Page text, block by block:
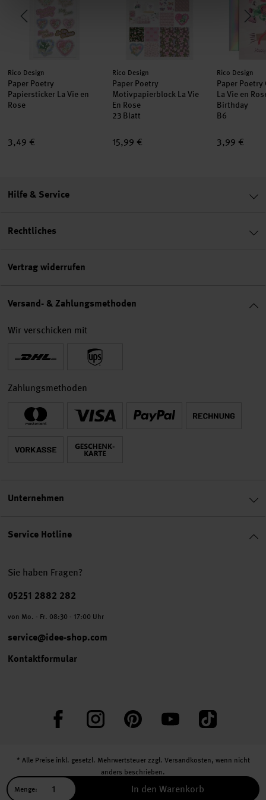
Menge: In den Warenkorb
Hersteller:
Rico Design
Paper Poetry
Papiersticker La Vie en
Rose
3,49 €
Hersteller:
Rico Design
Paper Poetry
Motivpapierblock La Vie
En Rose
23 Blatt
15,99 €
Hersteller:
Rico Design
Paper
La Vie en
Birthday
B6
3,99 €
Service Hotline
Sie haben Fragen?
Telefonnummer
05251 2882 282
von Mo. - Fr. 08:30 - 17:00 Uhr
service@idee-shop.com
Kontaktformular
FacebookInstagram PinterestYouTube TikTok
Hilfe & Service
Rechtliches
Vertrag widerrufen
Versand- & Zahlungsmethoden
Wir verschicken mit
Zahlungsmethoden
Unternehmen
* Alle Preise inkl. gesetzl. Mehrwertsteuer zzgl. Versandkosten, wenn nicht
anders beschrieben.
** Jede:r Abonnent:in erhält bei erstmaliger Anmeldung für unseren Newsletter
einen 10 % Rabatt-Gutschein für unseren Online-Shop.